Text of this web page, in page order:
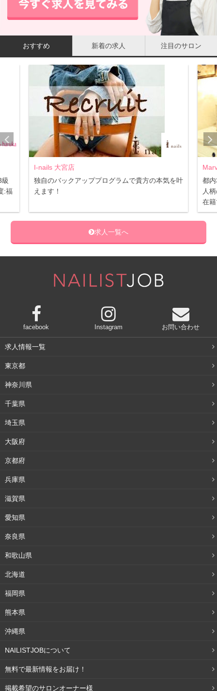
と思ってしまうほど美味しいスコーンです。
ふんわりほろっと、そしてしっとりとした口当たりに高級
感が感じられます。温めると、外はサクッと、そして中は
更にしっとりとして一段と美味しくなります。セットのク
ロテッドクリームも絶品！程良い甘さのスコーンにクロテ
ッドクリームの相性が抜群です。
朝から英国貴族になった気分が味わえますよ！
⇒ 商品サイトを見る
金太郎飴のように、どこをカットしてもパンダの顔が出て
牛乳と練乳で仕込んだほんのり甘いミルク生地をベースに
緒に食べれば、朝の会話がいつもよりはずみそうですね！
マフィン）2個セット」
引用：http://cafe-rico.com/
おすすめ 新着の求人 注目のサロン
貴方の本気を叶
Marvelous 恵比寿店
都内3店舗同時募集☆ 福利厚生充実で安心♪
人柄の良いスタッフで職場環境◎ JNA認定講
求人一覧へ
facebook Instagram お問い合わせ
求人情報一覧
東京都
神奈川県
千葉県
埼玉県
大阪府
京都府
兵庫県
滋賀県
愛知県
奈良県
和歌山県
北海道
福岡県
熊本県
沖縄県
NAILISTJOBについて
無料で最新情報をお届け！
掲載希望のサロンオーナー様